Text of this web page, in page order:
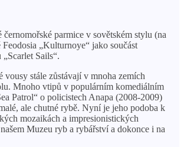
černomořské parmice v sovětském stylu (na
„Kulturnoye“ jako součást
Sails“.
stále zůstávají v mnoha zemích
Mnoho vtipů v populárním komediálním
Patrol“ o policistech Anapa (2008-2009)
ale chutné rybě. Nyní je jeho podoba k
mozaikách a impresionistických
Muzeu ryb a rybářství a dokonce i na